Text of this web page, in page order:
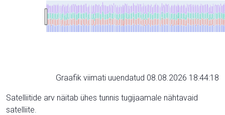
Graafik viimati uuendatud 08.08.2026 18:44:18
Satelliitide arv näitab ühes tunnis tugijaamale nähtavaid
satelliite.